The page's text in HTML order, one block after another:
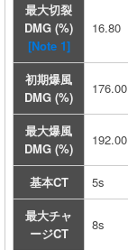
最大切裂
DMG (%)
[Note 1]
16.80
初期爆風
DMG (%)
176.00
最大爆風
DMG (%)
192.00
基本CT
5s
最大チャ
ージCT
8s